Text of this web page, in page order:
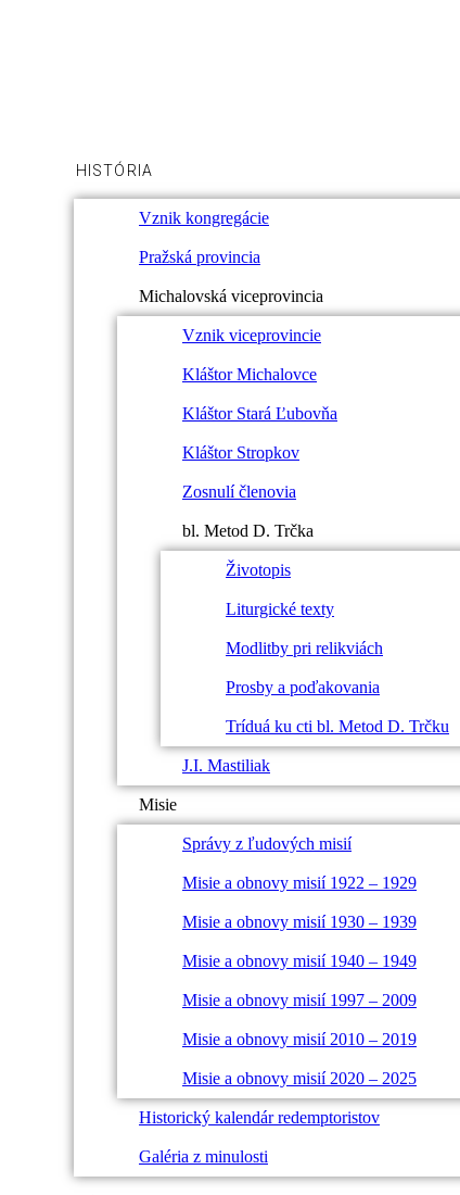
HISTÓRIA
Vznik kongregácie
Pražská provincia
Michalovská viceprovincia
Vznik viceprovincie
Kláštor Michalovce
Kláštor Stará Ľubovňa
Kláštor Stropkov
Zosnulí členovia
bl. Metod D. Trčka
Životopis
Liturgické texty
Modlitby pri relikviách
Prosby a poďakovania
Tríduá ku cti bl. Metod D. Trčku
J.I. Mastiliak
Misie
Správy z ľudových misií
Misie a obnovy misií 1922 – 1929
Misie a obnovy misií 1930 – 1939
Misie a obnovy misií 1940 – 1949
Misie a obnovy misií 1997 – 2009
Misie a obnovy misií 2010 – 2019
Misie a obnovy misií 2020 – 2025
Historický kalendár redemptoristov
Galéria z minulosti